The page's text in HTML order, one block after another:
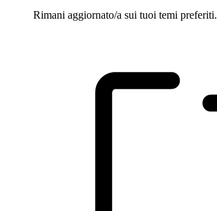
Rimani aggiornato/a sui tuoi temi preferiti.